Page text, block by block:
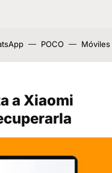
POCO Móviles
a Xiaomi